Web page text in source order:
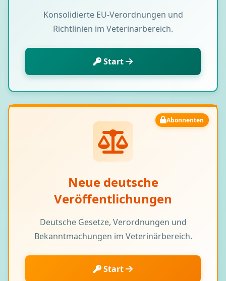
Konsolidierte EU-Verordnungen und
Richtlinien im Veterinärbereich.
Start
Abonnenten
Neue deutsche
Veröffentlichungen
Deutsche Gesetze, Verordnungen und
Bekanntmachungen im Veterinärbereich.
Start